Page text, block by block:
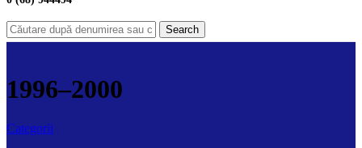
Search
1996–2000
Categorii